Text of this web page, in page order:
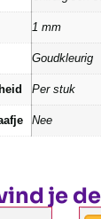
1 mm
Goudkleurig
Per stuk
Nee
je